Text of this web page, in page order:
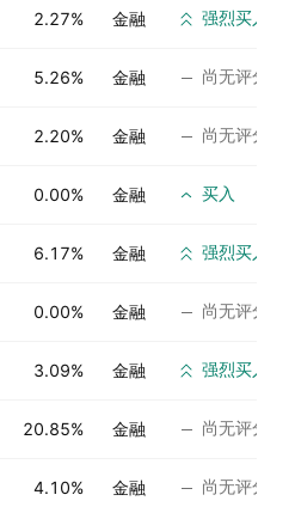
2.27% 金融 强烈买入
5.26% 金融 尚无评分
2.20% 金融 尚无评分
0.00% 金融 买入
6.17% 金融 强烈买入
0.00% 金融 尚无评分
3.09% 金融 强烈买入
20.85% 金融 尚无评分
4.10% 金融 尚无评分